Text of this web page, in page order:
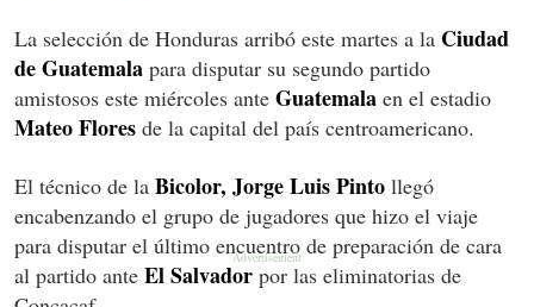
La selección de Honduras arribó este martes a la Ciudad
de Guatemala para disputar su segundo partido
amistosos este miércoles ante Guatemala en el estadio
Mateo Flores de la capital del país centroamericano.
El técnico de la Bicolor, Jorge Luis Pinto llegó
encabenzando el grupo de jugadores que hizo el viaje
para disputar el último encuentro de preparación de cara
al partido ante El Salvador por las eliminatorias de